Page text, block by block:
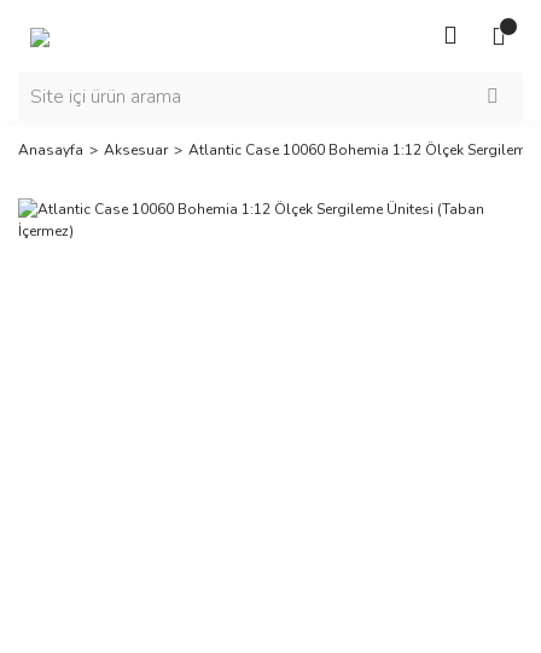
Anasayfa Aksesuar Atlantic Case 10060 Bohemia 1:12 Ölçek Sergileme